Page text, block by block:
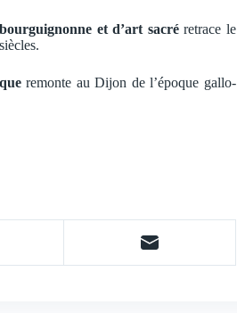
et d’art sacréretrace le
remonte au Dijon de l’époque gallo-